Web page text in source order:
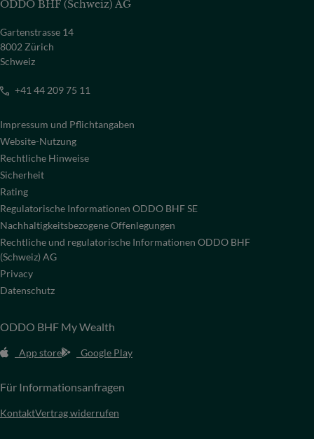
ODDO BHF (Schweiz) AG
Gartenstrasse 14
8002 Zürich
Schweiz
+41 44 209 75 11
Impressum und Pflichtangaben
Website-Nutzung
Rechtliche Hinweise
Sicherheit
Rating
Regulatorische Informationen ODDO BHF SE
Nachhaltigkeitsbezogene Offenlegungen
Rechtliche und regulatorische Informationen ODDO BHF
(Schweiz) AG
Privacy
Datenschutz
ODDO BHF My Wealth
App store Google Play
Für Informationsanfragen
KontaktVertrag widerrufen